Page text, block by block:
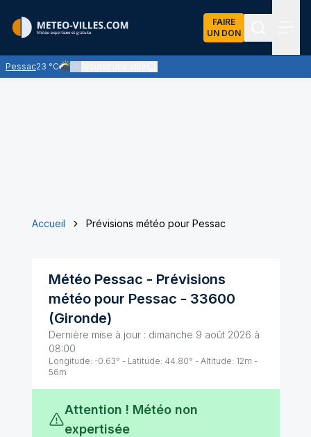
FAIRE
UN DON
Pessac23 °C
Ciel très nuageux - les nuages l'emportent sur les éclaircies
Accueil Prévisions météo pour Pessac
Météo Pessac - Prévisions
météo pour Pessac - 33600
(Gironde)
Dernière mise à jour : dimanche 9 août 2026 à
08:00
Longitude: -0.63° - Latitude: 44.80° - Altitude: 12m -
56m
Attention ! Météo non
expertisée